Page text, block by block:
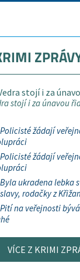
stojí i za únavou
Policisté žádají
Policisté žádají
Byla ukradena lebka
rodačky z
Pití na veřejnosti
VÍCE Z KRIMI